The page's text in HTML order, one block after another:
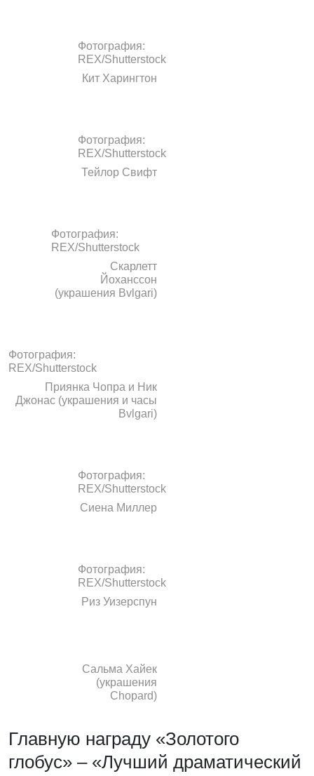
Фотография:
REX/Shutterstock
Кит Харингтон
Фотография:
REX/Shutterstock
Тейлор Свифт
Фотография:
REX/Shutterstock
Скарлетт
Йоханссон
(украшения Bvlgari)
Фотография:
REX/Shutterstock
Приянка Чопра и Ник
Джонас (украшения и часы
Bvlgari)
Фотография:
REX/Shutterstock
Сиена Миллер
Фотография:
REX/Shutterstock
Риз Уизерспун
Сальма Хайек
(украшения
Chopard)
Главную награду «Золотого
глобус» – «Лучший драматический